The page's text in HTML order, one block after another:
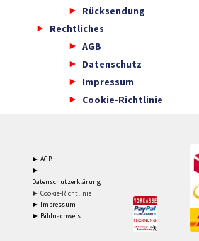
Rücksendung
Rechtliches
AGB
Datenschutz
Impressum
Cookie-Richtlinie
► AGB
►
Datenschutzerklärung
► Cookie-Richtlinie
► Impressum
► Bildnachweis